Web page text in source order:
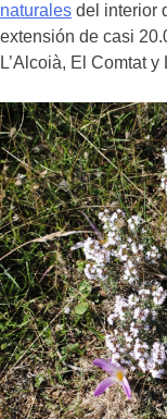
naturales del interior
extensión de casi
L’Alcoià, El Comtat y